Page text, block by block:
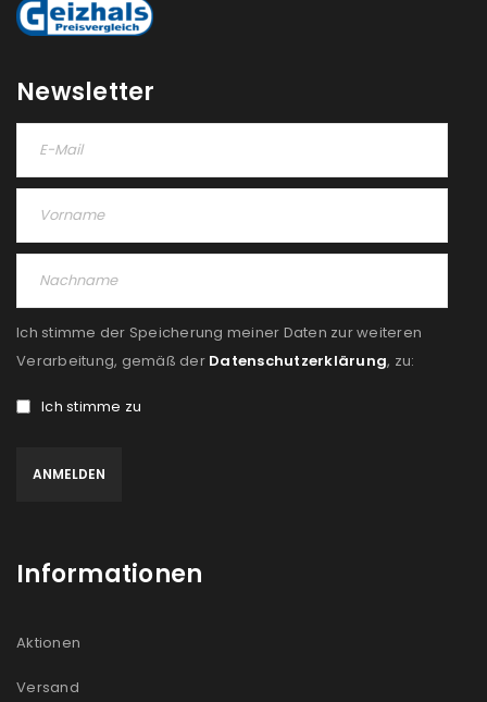
Benutzername oder E-Mail-Adresse*
Passwort
Anmeldeformular geschützt durch WP Captcha
Angemeldet bleiben
ANMELDEN
E-Mail-Adresse*
deine E-Mail-Adresse gesendet.
Newsletter
Ich stimme der Speicherung meiner Daten zur weiteren
Verarbeitung, gemäß der Datenschutzerklärung, zu:
Ich stimme zu
Informationen
Aktionen
Versand